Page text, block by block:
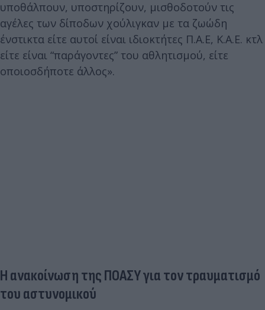
υποθάλπουν, υποστηρίζουν, μισθοδοτούν τις
αγέλες των δίποδων χούλιγκαν με τα ζωώδη
ένστικτα είτε αυτοί είναι ιδιοκτήτες Π.Α.Ε, Κ.Α.Ε. κτλ
είτε είναι “παράγοντες” του αθλητισμού, είτε
οποιοσδήποτε άλλος».
Η ανακοίνωση της ΠΟΑΣΥ για τον τραυματισμό
του αστυνομικού